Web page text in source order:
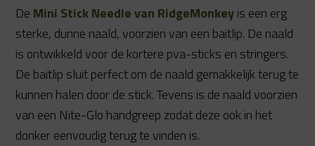
De Mini Stick Needle van RidgeMonkeyis een erg
sterke, dunne naald, voorzien van een baitlip. De naald
is ontwikkeld voor de kortere pva-sticks en stringers.
De baitlip sluit perfect om de naald gemakkelijk terug te
kunnen halen door de stick. Tevens is de naald voorzien
van een Nite-Glo handgreep zodat deze ook in het
donker eenvoudig terug te vinden is.